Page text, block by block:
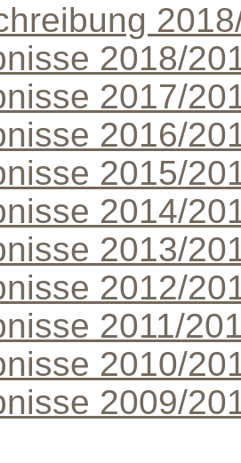
2018/
2017/
2016/
2015/
2014/
2013/
2012/
2011/
2010/
2009/